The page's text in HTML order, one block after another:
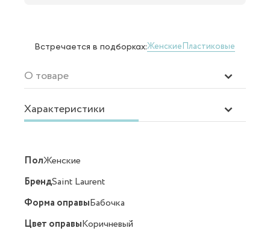
Встречается в подборках:ЖенскиеПластиковые
О товаре
Характеристики
ПолЖенские
БрендSaint Laurent
Форма оправыБабочка
Цвет оправыКоричневый